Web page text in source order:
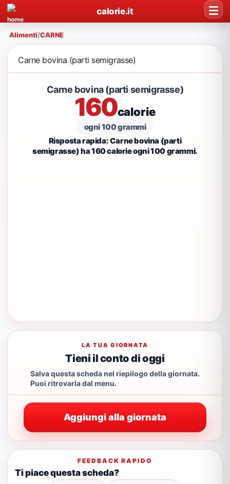
calorie.it
Alimenti/CARNE
Carne bovina (parti semigrasse)
Carne bovina (parti semigrasse)
160calorie
ogni 100 grammi
Risposta rapida: Carne bovina (parti
semigrasse) ha 160 calorie ogni 100 grammi.
LA TUA GIORNATA
Tieni il conto di oggi
Salva questa scheda nel riepilogo della giornata.
Puoi ritrovarla dal menu.
Aggiungi alla giornata
FEEDBACK RAPIDO
Ti piace questa scheda?